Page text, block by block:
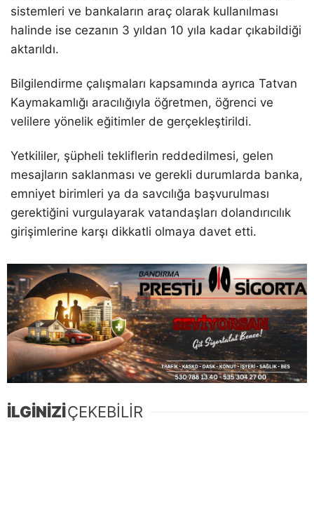
sistemleri ve bankaların araç olarak kullanılması
halinde ise cezanın 3 yıldan 10 yıla kadar çıkabildiği
aktarıldı.
Bilgilendirme çalışmaları kapsamında ayrıca Tatvan
Kaymakamlığı aracılığıyla öğretmen, öğrenci ve
velilere yönelik eğitimler de gerçekleştirildi.
Yetkililer, şüpheli tekliflerin reddedilmesi, gelen
mesajların saklanması ve gerekli durumlarda banka,
emniyet birimleri ya da savcılığa başvurulması
gerektiğini vurgulayarak vatandaşları dolandırıcılık
girişimlerine karşı dikkatli olmaya davet etti.
İLGİNİZİÇEKEBİLİR